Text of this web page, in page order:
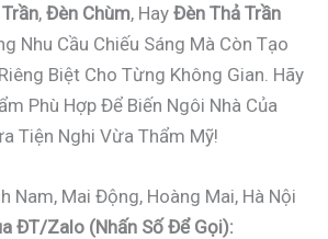
, Đèn Chùm, Hay Đèn Thả Trần
Nhu Cầu Chiếu Sáng Mà Còn Tạo
Biệt Cho Từng Không Gian. Hãy
Phù Hợp Để Biến Ngôi Nhà Của
Tiện Nghi Vừa Thẩm Mỹ!
Nam, Mai Động, Hoàng Mai, Hà Nội
ĐT/Zalo (nhấn Số Để Gọi):